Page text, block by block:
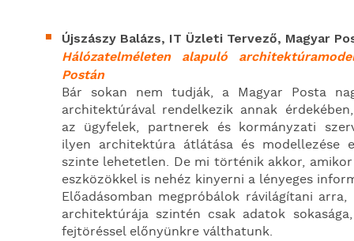
Újszászy Balázs, IT Üzleti Tervező, Magyar
Hálózatelméleten alapuló
Postán
Bár sokan nem tudják, a Magyar Posta
architektúrával rendelkezik annak
az ügyfelek, partnerek és kormányzati
ilyen architektúra átlátása és modellezése
szinte lehetetlen. De mi történik akkor,
eszközökkel is nehéz kinyerni a lényeges
Előadásomban megpróbálok rávilágítani
architektúrája szintén csak adatok
fejtöréssel előnyünkre válthatunk.